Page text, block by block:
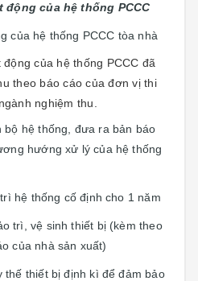
động của hệ thống PCCC
của hệ thống PCCC tòa nhà
của hệ thống PCCC đã
theo báo cáo của đơn vị thi
nghiệm thu.
bộ hệ thống, đưa ra bản báo
hướng xử lý của hệ thống
hệ thống cố định cho 1 năm
trì, vệ sinh thiết bị (kèm theo
của nhà sản xuất)
thế thiết bị định kì để đảm bảo